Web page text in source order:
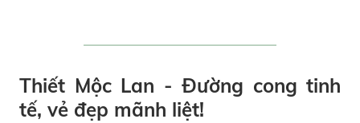
Thiết Mộc Lan - Đường cong tinh
tế, vẻ đẹp mãnh liệt!